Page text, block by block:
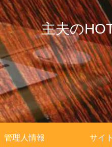
主夫の
管理人情報 サイ